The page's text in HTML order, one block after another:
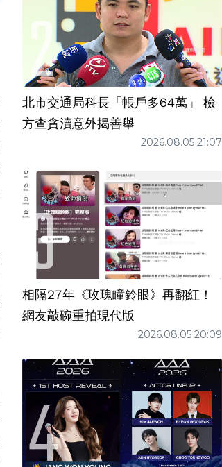
北市交通局科長「帳戶多64萬」 檢
方查貪瀆意外揭善舉
2026.08.05 21:07
相隔27年《玫瑰瞳鈴眼》再翻紅！
網友敲碗重拍現代版
2026.08.05 20:09